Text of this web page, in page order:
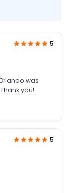
5
was
you!
5